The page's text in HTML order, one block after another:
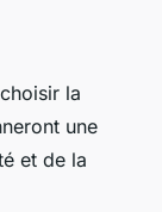
la
une
et de la